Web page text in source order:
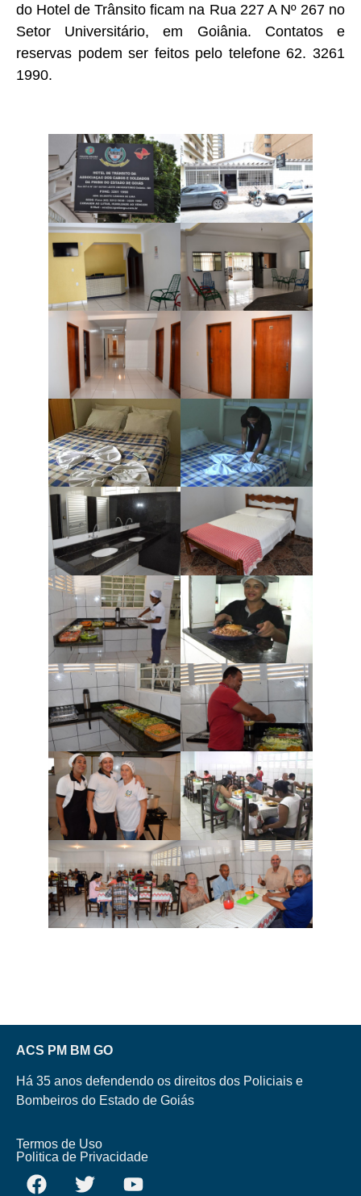
do Hotel de Trânsito ficam na Rua 227 A Nº 267 no
Setor Universitário, em Goiânia. Contatos e
reservas podem ser feitos pelo telefone 62. 3261
1990.
ACS PM BM GO
Há 35 anos defendendo os direitos dos Policiais e
Bombeiros do Estado de Goiás
Termos de Uso
Politica de Privacidade